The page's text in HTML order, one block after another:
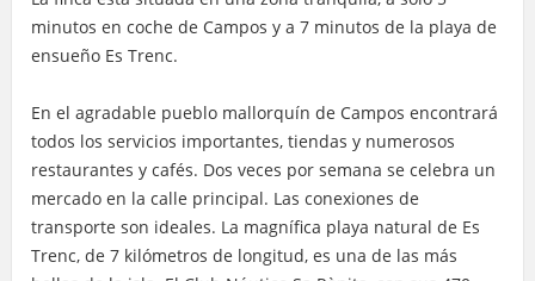
minutos en coche de Campos y a 7 minutos de la playa de
ensueño Es Trenc.
En el agradable pueblo mallorquín de Campos encontrará
todos los servicios importantes, tiendas y numerosos
restaurantes y cafés. Dos veces por semana se celebra un
mercado en la calle principal. Las conexiones de
transporte son ideales. La magnífica playa natural de Es
Trenc, de 7 kilómetros de longitud, es una de las más